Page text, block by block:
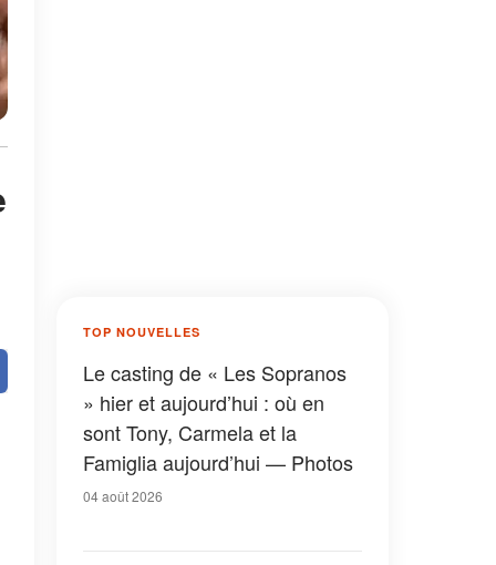
TOP NOUVELLES
Le casting de « Les Sopranos
» hier et aujourd’hui : où en
sont Tony, Carmela et la
Famiglia aujourd’hui — Photos
04 août 2026